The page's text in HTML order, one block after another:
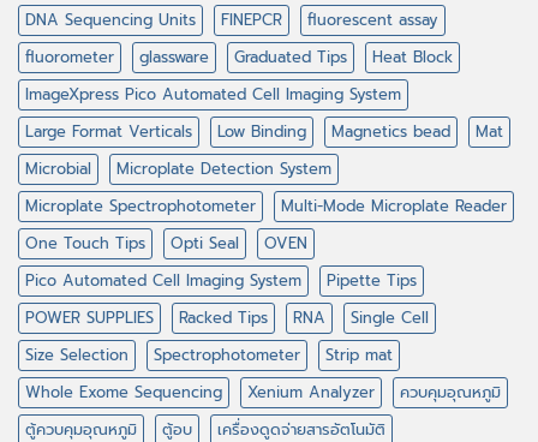
DNA Sequencing Units
FINEPCR
fluorescent assay
fluorometer
glassware Graduated Tips
Heat Block
ImageXpress Pico Automated Cell Imaging System
Large Format Verticals
Low Binding Magnetics bead
Mat
Microbial
Microplate Detection System
Microplate Spectrophotometer
Multi-Mode Microplate Reader
One Touch Tips
Opti Seal
OVEN
Pico Automated Cell Imaging System
Pipette Tips
POWER SUPPLIES
Racked Tips RNA
Single Cell
Size Selection
Spectrophotometer
Strip mat
Whole Exome Sequencing
Xenium Analyzer
ควบคุมอุณหภูมิ
ตู้ควบคุมอุณหภูมิ
ตู้อบ
เครื่องดูดจ่ายสารอัตโนมัติ